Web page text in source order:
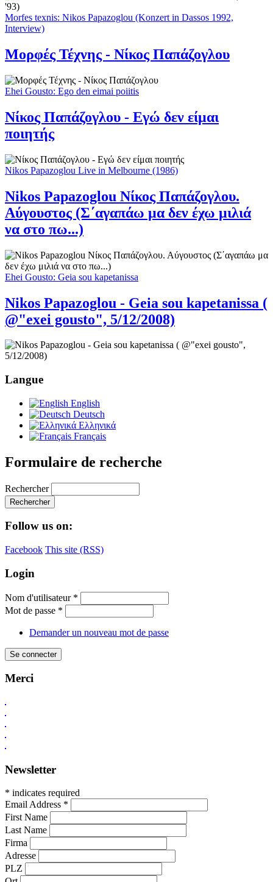
Morfes texnis: Nikos Papazoglou (Konzert in Dassos 1992,
Interview)
Μορφές Τέχνης - Νίκος Παπάζογλου
Ehei Gousto: Ego den eimai poiitis
Νίκος Παπάζογλου - Εγώ δεν είμαι
ποιητής
Nikos Papazoglou Live in Melbourne (1986)
Nikos Papazoglou Νίκος Παπάζογλου.
Αύγουστος (Σ΄αγαπάω μα δεν έχω μιλιά
να στο πω...)
Ehei Gousto: Geia sou kapetanissa
Nikos Papazoglou - Geia sou kapetanissa (
@"exei gousto", 5/12/2008)
Langue
English
Deutsch
Ελληνικά
Français
Formulaire de recherche
Rechercher
Follow us on:
Facebook This site (RSS)
Login
Nom d'utilisateur *
Mot de passe *
Demander un nouveau mot de passe
Merci
Newsletter
* indicates required
Email Address *
First Name
Last Name
Firma
Adresse
PLZ